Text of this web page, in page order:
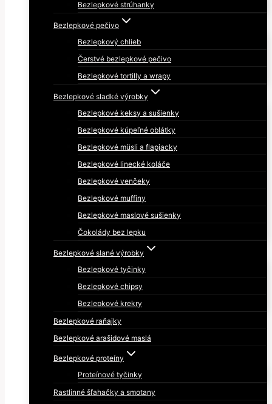
Bezlepkové strúhanky
Bezlepkové pečivo
Bezlepkový chlieb
Čerstvé bezlepkové pečivo
Bezlepkové tortilly a wrapy
Bezlepkové sladké výrobky
Bezlepkové keksy a sušienky
Bezlepkové kúpeľné oblátky
Bezlepkové müsli a flapjacky
Bezlepkové linecké koláče
Bezlepkové venčeky
Bezlepkové muffiny
Bezlepkové maslové sušienky
Čokolády bez lepku
Bezlepkové slané výrobky
Bezlepkové tyčinky
Bezlepkové chipsy
Bezlepkové krekry
Bezlepkové raňajky
Bezlepkové arašidové maslá
Bezlepkové proteíny
Proteínové tyčinky
Rastlinné šľahačky a smotany